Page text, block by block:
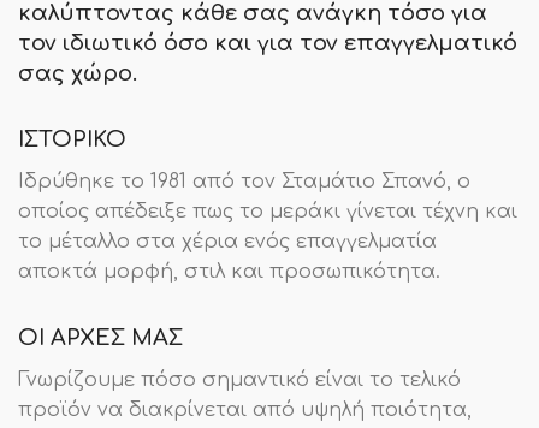
καλύπτοντας κάθε σας ανάγκη τόσο για
τον ιδιωτικό όσο και για τον επαγγελματικό
σας χώρο.
ΙΣΤΟΡΙΚΟ
Ιδρύθηκε το 1981 από τον Σταμάτιο Σπανό, ο
οποίος απέδειξε πως το μεράκι γίνεται τέχνη και
το μέταλλο στα χέρια ενός επαγγελματία
αποκτά μορφή, στιλ και προσωπικότητα.
ΟΙ ΑΡΧΕΣ ΜΑΣ
Γνωρίζουμε πόσο σημαντικό είναι το τελικό
προϊόν να διακρίνεται από υψηλή ποιότητα,